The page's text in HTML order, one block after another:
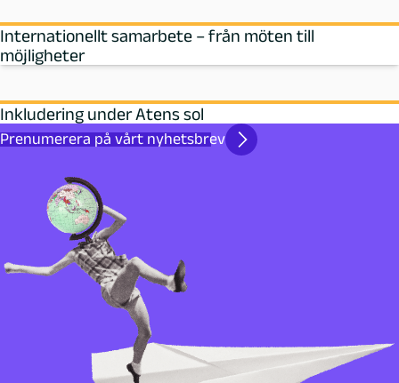
Internationellt samarbete – från möten till
möjligheter
Inkludering under Atens sol
Prenumerera på vårt nyhetsbrev